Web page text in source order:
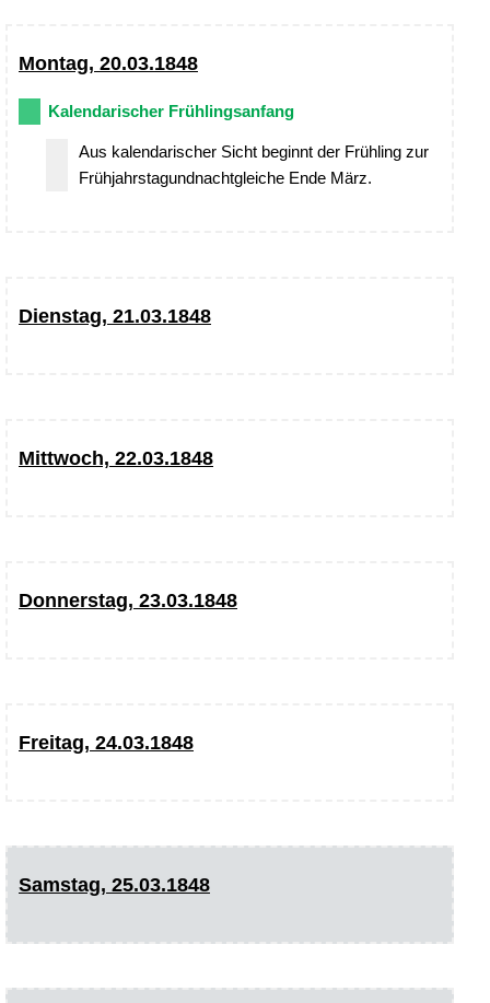
Montag, 20.03.1848
Kalendarischer Frühlingsanfang
Aus kalendarischer Sicht beginnt der Frühling zur
Frühjahrstagundnachtgleiche Ende März.
Dienstag, 21.03.1848
Mittwoch, 22.03.1848
Donnerstag, 23.03.1848
Freitag, 24.03.1848
Samstag, 25.03.1848